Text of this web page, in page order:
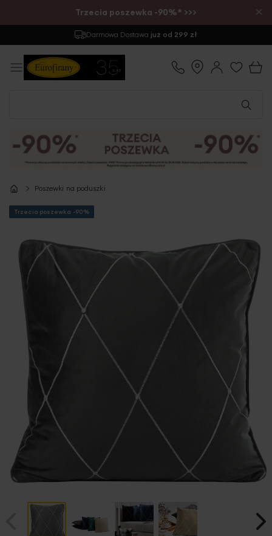
Trzecia poszewka -90%* >>> ×
Darmowa Dostawa już od 299 zł
Poszewki na poduszki
galerii
Trzecia poszewka -90%